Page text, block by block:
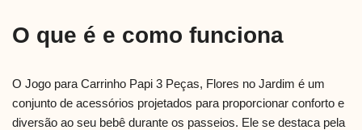
O que é e como funciona
O Jogo para Carrinho Papi 3 Peças, Flores no Jardim é um
conjunto de acessórios projetados para proporcionar conforto e
diversão ao seu bebê durante os passeios. Ele se destaca pela